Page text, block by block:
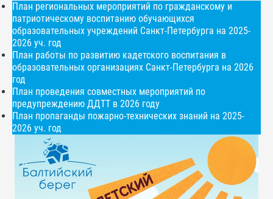
План региональных мероприятий по гражданскому и
патриотическому воспитанию обучающихся
образовательных учреждений Санкт-Петербурга на 2025-
2026 уч. год
План работы по развитию кадетского воспитания в
образовательных организациях Санкт-Петербурга на 2026
год
План проведения совместных мероприятий по
предупреждению ДДТТ в 2026 году
План пропаганды пожарно-технических знаний на 2025-
2026 уч. год